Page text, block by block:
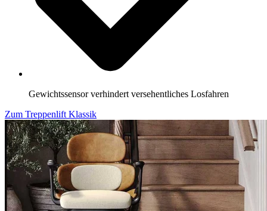
Gewichtssensor verhindert versehentliches Losfahren
Zum Treppenlift Klassik